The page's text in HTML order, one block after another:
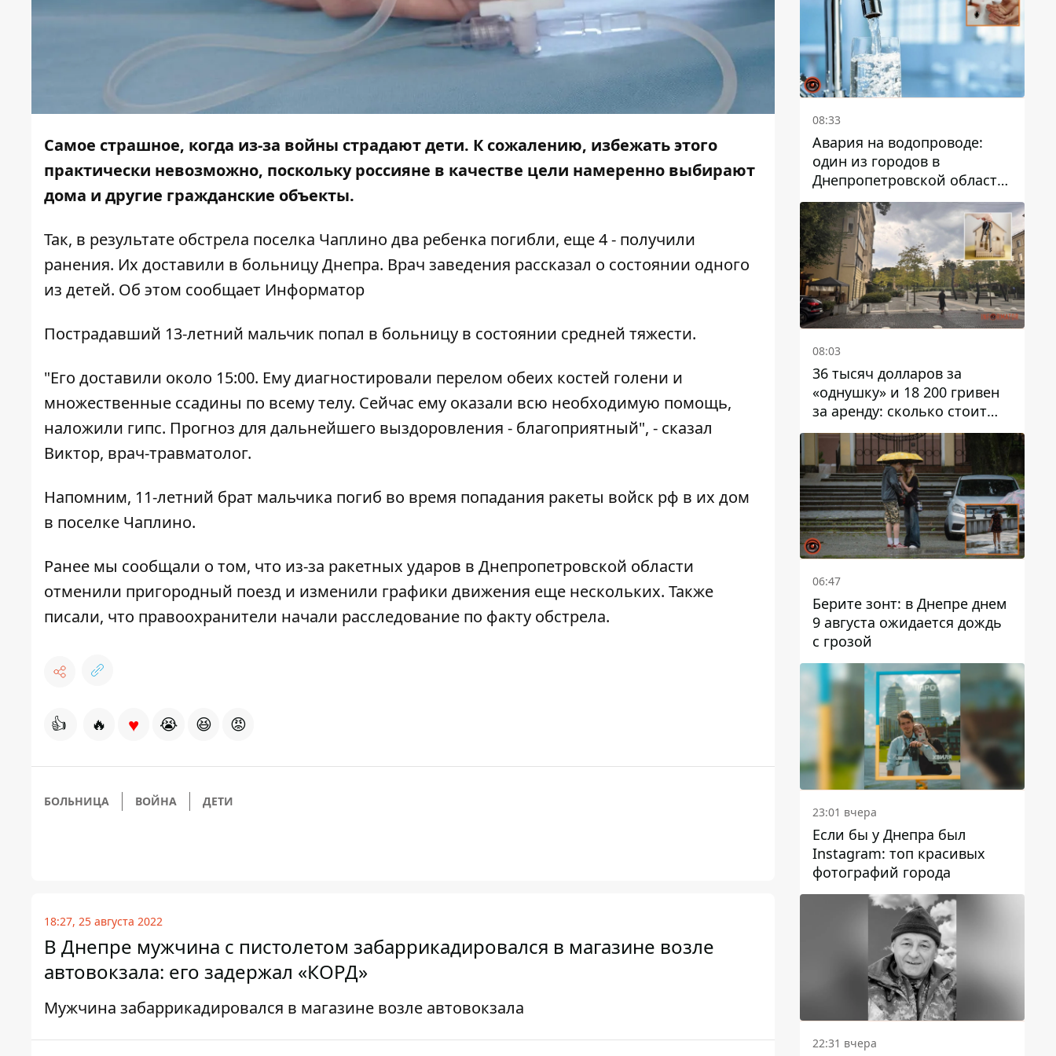
Самое страшное, когда из-за войны страдают дети. К сожалению, избежать этого
практически невозможно, поскольку россияне в качестве цели намеренно выбирают
дома и другие гражданские объекты.
Так, в результате обстрела поселка Чаплино два ребенка погибли, еще 4 - получили
ранения. Их доставили в больницу Днепра. Врач заведения рассказал о состоянии одного
из детей. Об этом сообщает Информатор
Пострадавший 13-летний мальчик попал в больницу в состоянии средней тяжести.
"Его доставили около 15:00. Ему диагностировали перелом обеих костей голени и
множественные ссадины по всему телу. Сейчас ему оказали всю необходимую помощь,
наложили гипс. Прогноз для дальнейшего выздоровления - благоприятный", - сказал
Виктор, врач-травматолог.
Напомним, 11-летний брат мальчика погиб во время попадания ракеты войск рф в их дом
в поселке Чаплино.
Ранее мы сообщали о том, что из-за ракетных ударов в Днепропетровской области
отменили пригородный поезд и изменили графики движения еще нескольких. Также
писали, что правоохранители начали расследование по факту обстрела.
👍 🔥 ♥ 😭 😆 😡
БОЛЬНИЦА ВОЙНА ДЕТИ
18:27, 25 августа 2022
В Днепре мужчина с пистолетом забаррикадировался в магазине возле
автовокзала: его задержал «КОРД»
Мужчина забаррикадировался в магазине возле автовокзала
дальнейшем
08:33
Авария на водопроводе:
один из городов в
Днепропетровской области
остался без воды
08:03
36 тысяч долларов за
«однушку» и 18 200 гривен
за аренду: сколько стоит
жилье в Днепропетровской
области
06:47
Берите зонт: в Днепре днем ​​
9 августа ожидается дождь
с грозой
23:01 вчера
Если бы у Днепра был
Instagram: топ красивых
фотографий города
22:31 вчера